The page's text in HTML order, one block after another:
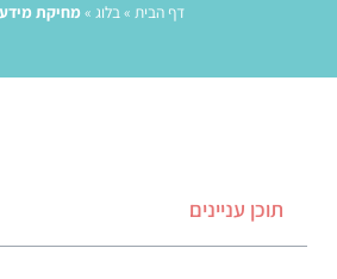
דף הבית »בלוג » מחיקת
תוכן עניינים